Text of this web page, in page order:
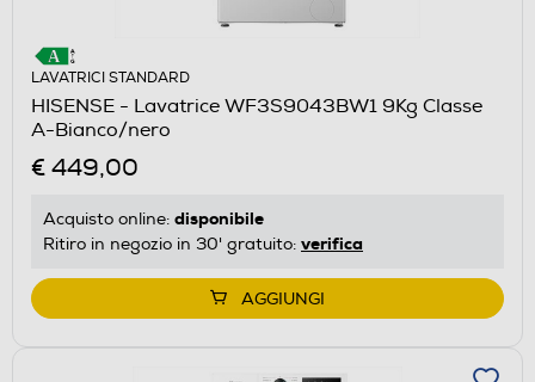
LAVATRICI STANDARD
HISENSE - Lavatrice WF3S9043BW1 9Kg Classe
A-Bianco/nero
€ 449,00
Acquisto online: disponibile
Ritiro in negozio in 30' gratuito: verifica
AGGIUNGI